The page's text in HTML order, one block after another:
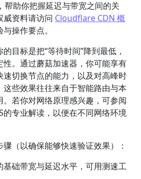
帮助你把握延迟与带宽之间的关
威资料请访问 Cloudflare CDN 概
操作要点。
目标是把“等待时间”降到最低，
性。通过蘑菇加速器，你可能享有
切换节点的能力，以及对高峰时
些效果往往来自于智能路由与本
若你对网络原理感兴趣，可参阅
专业解读，以便在不同网络环境
（以确保能够快速验证效果）：
基础带宽与延迟水平，可用测速工